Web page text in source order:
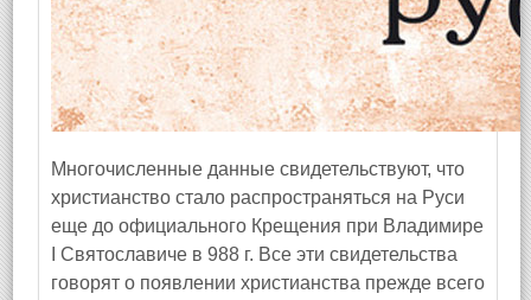
Многочисленные данные свидетельствуют, что
христианство стало распространяться на Руси
еще до официального Крещения при Владимире
I Святославиче в 988 г. Все эти свидетельства
говорят о появлении христианства прежде всего